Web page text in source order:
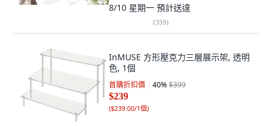
8/10 星期一 預計送達
(359)
InMUSE 方形壓克力三層展示架, 透明
色, 1個
首購折扣價 40%$399
$239
($239.00/1個)